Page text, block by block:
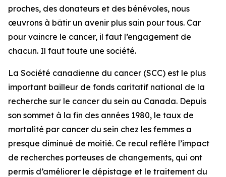
proches, des donateurs et des bénévoles, nous
œuvrons à bâtir un avenir plus sain pour tous. Car
pour vaincre le cancer, il faut l’engagement de
chacun. Il faut toute une société.
La Société canadienne du cancer (SCC) est le plus
important bailleur de fonds caritatif national de la
recherche sur le cancer du sein au Canada. Depuis
son sommet à la fin des années 1980, le taux de
mortalité par cancer du sein chez les femmes a
presque diminué de moitié. Ce recul reflète l’impact
de recherches porteuses de changements, qui ont
permis d’améliorer le dépistage et le traitement du